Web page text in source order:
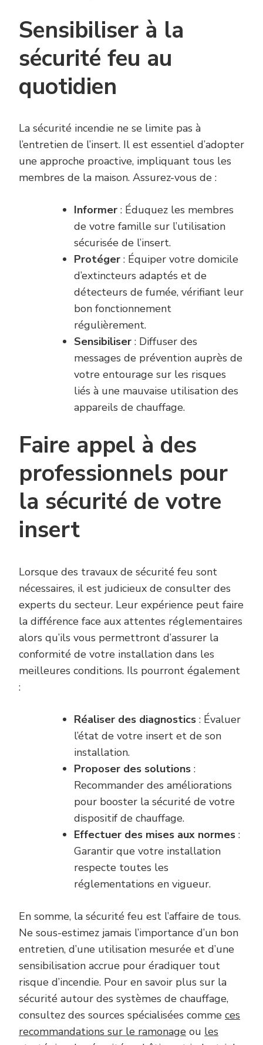
Sensibiliser à la
sécurité feu au
quotidien
La sécurité incendie ne se limite pas à
l’entretien de l’insert. Il est essentiel d’adopter
une approche proactive, impliquant tous les
membres de la maison. Assurez-vous de :
Informer : Éduquez les membres
de votre famille sur l’utilisation
sécurisée de l’insert.
Protéger : Équiper votre domicile
d’extincteurs adaptés et de
détecteurs de fumée, vérifiant leur
bon fonctionnement
régulièrement.
Sensibiliser : Diffuser des
messages de prévention auprès de
votre entourage sur les risques
liés à une mauvaise utilisation des
appareils de chauffage.
Faire appel à des
professionnels pour
la sécurité de votre
insert
Lorsque des travaux de sécurité feu sont
nécessaires, il est judicieux de consulter des
experts du secteur. Leur expérience peut faire
la différence face aux attentes réglementaires
alors qu’ils vous permettront d’assurer la
conformité de votre installation dans les
meilleures conditions. Ils pourront également
:
Réaliser des diagnostics : Évaluer
l’état de votre insert et de son
installation.
Proposer des solutions :
Recommander des améliorations
pour booster la sécurité de votre
dispositif de chauffage.
Effectuer des mises aux normes :
Garantir que votre installation
respecte toutes les
réglementations en vigueur.
En somme, la sécurité feu est l’affaire de tous.
Ne sous-estimez jamais l’importance d’un bon
entretien, d’une utilisation mesurée et d’une
sensibilisation accrue pour éradiquer tout
risque d’incendie. Pour en savoir plus sur la
sécurité autour des systèmes de chauffage,
consultez des sources spécialisées comme ces
recommandations sur le ramonage ou les